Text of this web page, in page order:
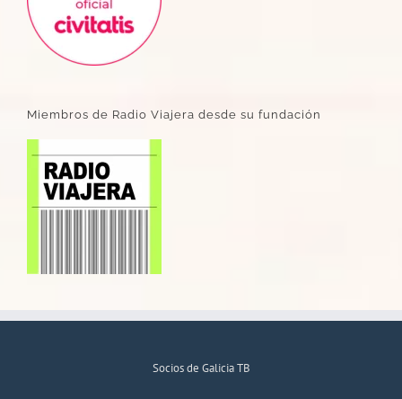
Miembros de Radio Viajera desde su fundación
Socios de Galicia TB